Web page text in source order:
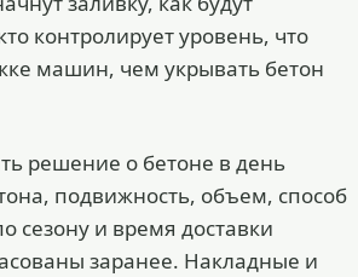
контролирует уровень, что
машин, чем укрывать бетон
решение о бетоне в день
подвижность, объем, способ
сезону и время доставки
заранее. Накладные и